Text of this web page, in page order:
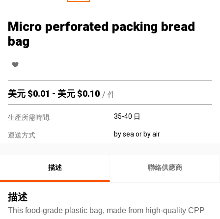
Micro perforated packing bread
bag
美元 $0.01 - 美元 $0.10 / 件
生產所需時間: 35-40 日
運送方式: by sea or by air
描述 聯絡供應商
描述
This food-grade plastic bag, made from high-quality CPP